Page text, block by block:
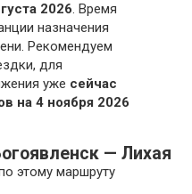
2026. Время
назначения
Рекомендуем
для
уже сейчас
на 4 ноября 2026
— Лихая
этому маршруту